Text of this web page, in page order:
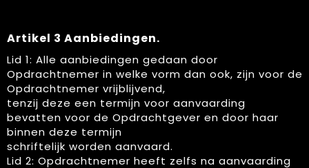
Artikel 3 Aanbiedingen.
Lid 1: Alle aanbiedingen gedaan door
Opdrachtnemer in welke vorm dan ook, zijn voor de
Opdrachtnemer vrijblijvend,
tenzij deze een termijn voor aanvaarding
bevatten voor de Opdrachtgever en door haar
binnen deze termijn
schriftelijk worden aanvaard.
Lid 2: Opdrachtnemer heeft zelfs na aanvaarding